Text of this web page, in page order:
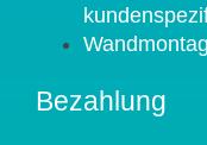
Bezahlung